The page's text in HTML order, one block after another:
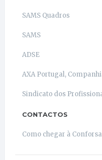
SAMS Quadros
SAMS
ADSE
AXA Portugal,
Sindicato dos
CONTACTOS
Como chegar à